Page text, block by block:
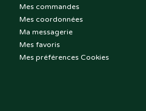
Mes commandes
Mes coordonnées
Ma messagerie
Mes favoris
Mes préférences Cookies